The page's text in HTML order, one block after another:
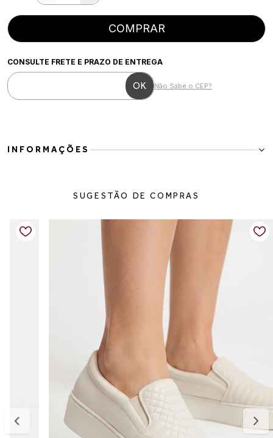
COMPRAR
CONSULTE FRETE E PRAZO DE ENTREGA
Não Sabe o CEP?
INFORMAÇÕES
textura em matelassê na parte frontal
que agrega sofisticação ao visual. O formato sem cadarço garante
contraste e um toque contemporâneo à produção. Ideal para
compor looks casuais com estilo e conforto.
Mix de materiais
34 — aproximadamente 23,0 cm
35 — aproximadamente 23,5 cm
36 — aproximadamente 24,0 cm
37 — aproximadamente 25,0 cm
38 — aproximadamente 25,5 cm
39 — aproximadamente 26,0 cm
Para escolher o tamanho ideal, meça seu pé do dedão até o
calcanhar e adicione cerca de 0,5 cm de folga para garantir conforto
no uso. Se estiver entre dois tamanhos, opte pelo maior para um
encaixe mais confortável. E, se precisar ajustar, a primeira troca é
gratuita.
SUGESTÃO DE COMPRAS